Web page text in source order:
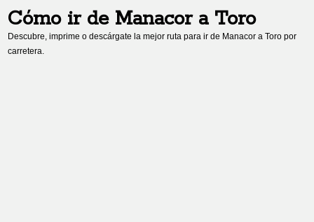
Cómo ir de Manacora Toro
Descubre, imprime o descárgate la mejor ruta para ir de Manacor aToro por
carretera.